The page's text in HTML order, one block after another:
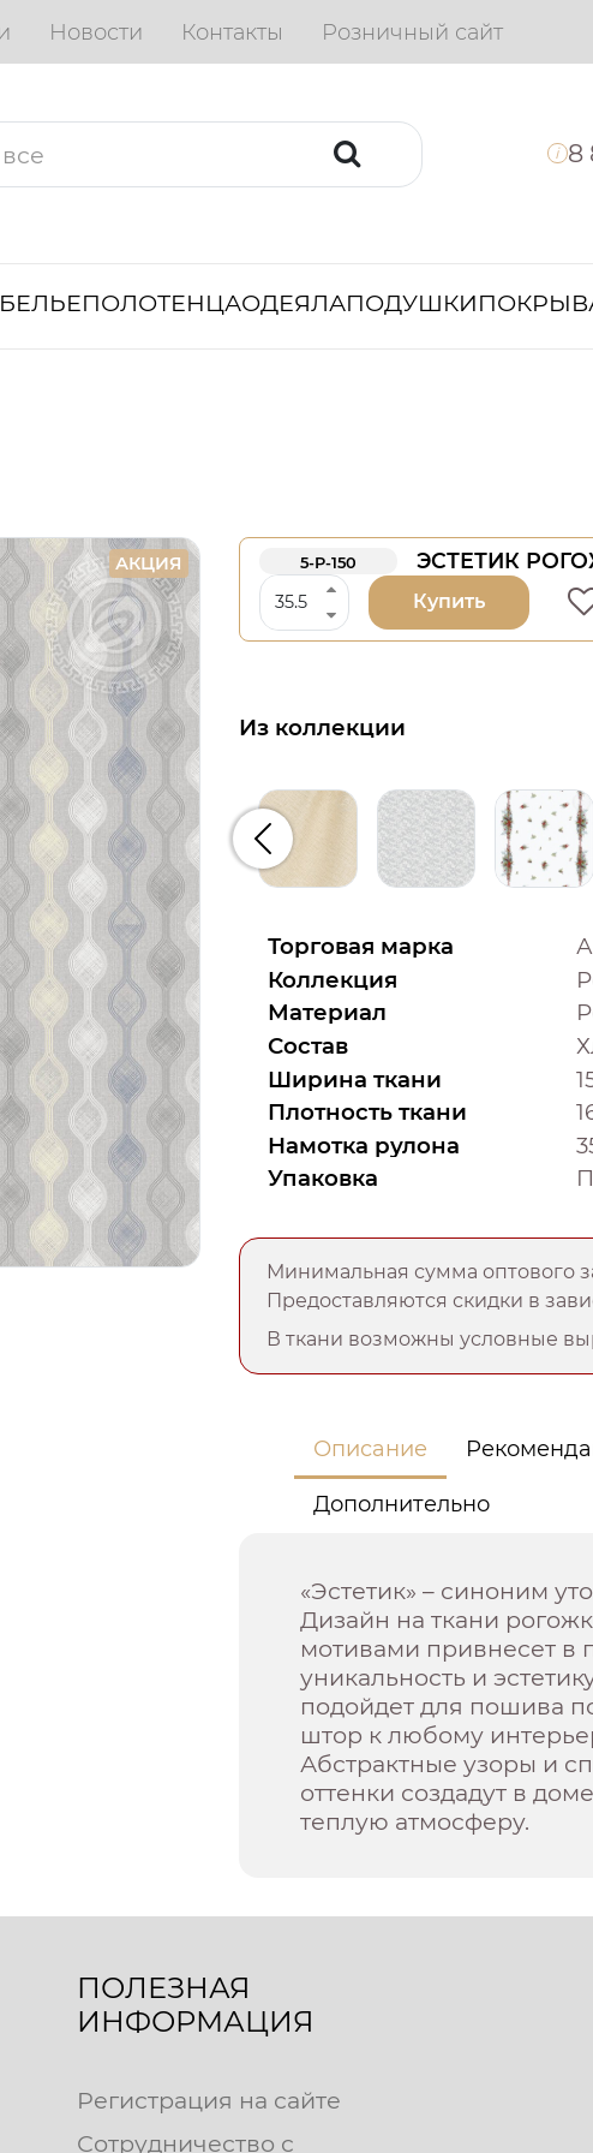
Новости Контакты Розничный сайт
i 8
ПОЛОТЕНЦАОДЕЯЛАПОДУШКИ
АКЦИЯ 5-Р-150 ЭСТЕТИК
Купить
Из коллекции
Предыдущий
Торговая марка
Коллекция
Материал
Состав
Ширина ткани
Плотность ткани
Намотка рулона
Упаковка
Минимальная сумма оптового
Предоставляются скидки в
В ткани возможны условные
Описание
Дополнительно
«Эстетик» – синоним
Дизайн на ткани
мотивами привнесет в
уникальность и
подойдет для пошива
штор к любому
Абстрактные узоры и
оттенки создадут в
теплую атмосферу.
ПОЛЕЗНАЯ
ИНФОРМАЦИЯ
Регистрация на сайте
Сотрудничество с